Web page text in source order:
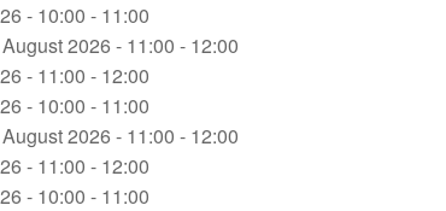
- 10:00 - 11:00
2026 - 11:00 - 12:00
- 11:00 - 12:00
- 10:00 - 11:00
2026 - 11:00 - 12:00
- 11:00 - 12:00
- 10:00 - 11:00